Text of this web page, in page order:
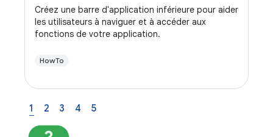
Créez une barre d'application inférieure pour aider
les utilisateurs à naviguer et à accéder aux
fonctions de votre application.
HowTo
1 2 3 4 5